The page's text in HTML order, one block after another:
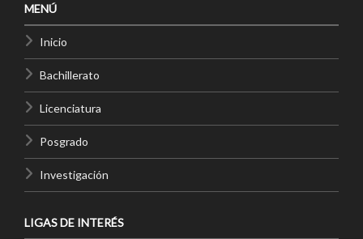
MENÚ
Inicio
Bachillerato
Licenciatura
Posgrado
Investigación
LIGAS DE INTERÉS